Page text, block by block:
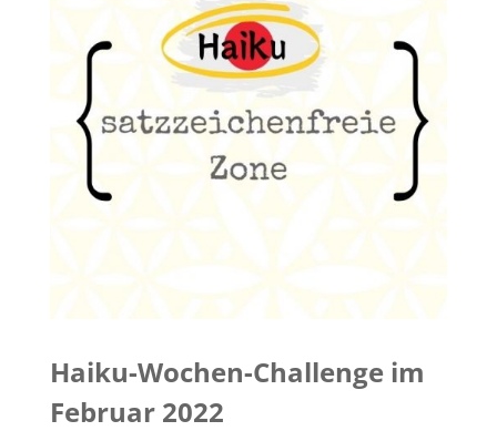
Haiku-Wochen-Challenge im
Februar 2022